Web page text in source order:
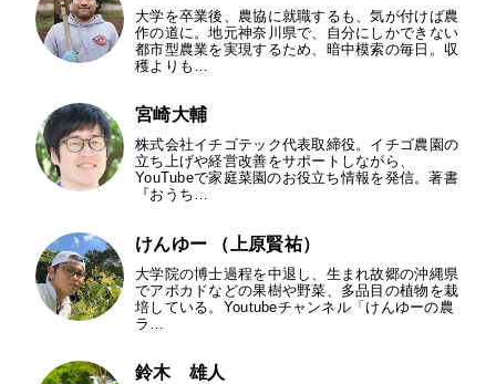
大学を卒業後、農協に就職するも、気が付けば農
作の道に。地元神奈川県で、自分にしかできない
都市型農業を実現するため、暗中模索の毎日。収
穫よりも…
宮崎大輔
株式会社イチゴテック代表取締役。イチゴ農園の
立ち上げや経営改善をサポートしながら、
YouTubeで家庭菜園のお役立ち情報を発信。著書
『おうち…
けんゆー （上原賢祐）
大学院の博士過程を中退し、生まれ故郷の沖縄県
でアボカドなどの果樹や野菜、多品目の植物を栽
培している。Youtubeチャンネル「けんゆーの農
ラ…
鈴木 雄人